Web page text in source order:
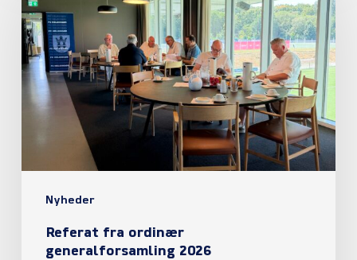
Nyheder
ordinær
generalforsamling
2026
Referat fra ordinær
generalforsamling 2026